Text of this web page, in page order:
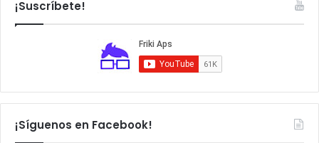
¡Suscríbete!
¡Síguenos en Facebook!